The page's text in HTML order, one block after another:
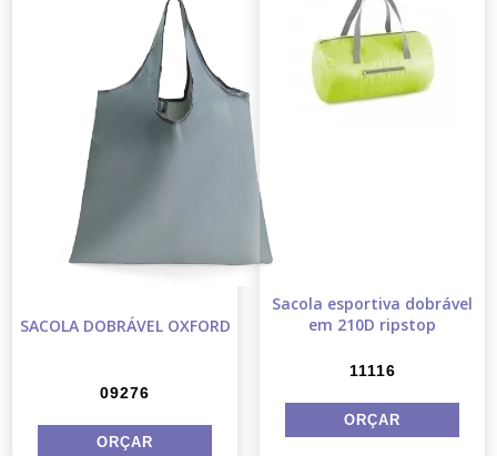
SACOLA DOBRÁVEL OXFORD
09276
Sacola esportiva dobrável
em 210D ripstop
11116